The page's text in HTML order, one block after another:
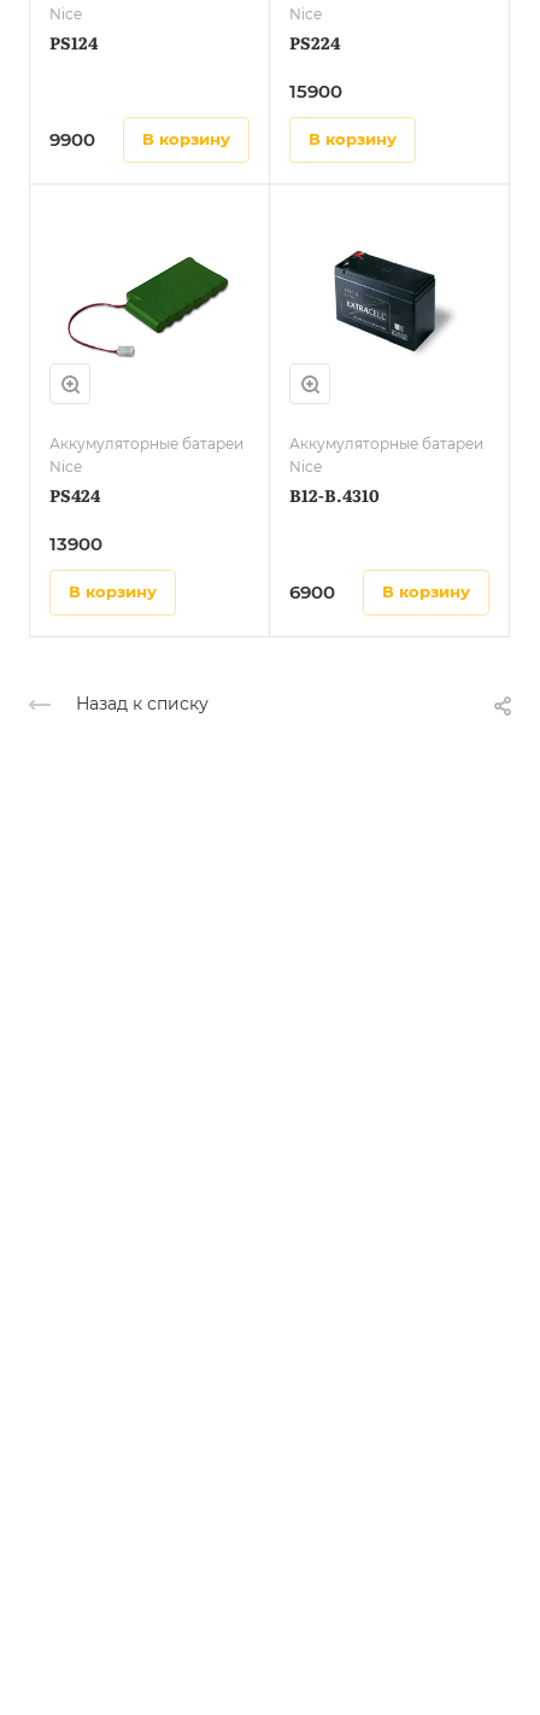
Nice
PS124
9900 в корзину
Nice
PS224
15900
в корзину
Аккумуляторные батареи
Nice
PS424
13900
в корзину
Аккумуляторные батареи
Nice
B12-B.4310
6900 в корзину
Назад к списку